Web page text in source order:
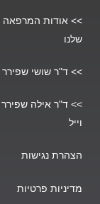
>> אודות המרפאה
שלנו
>> ד"ר שושי שפירר
>> ד"ר אילה שפירר
וייל
הצהרת נגישות
מדיניות פרטיות